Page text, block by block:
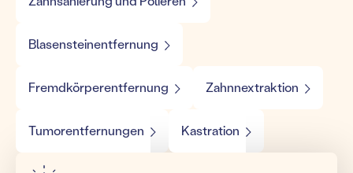
Blasensteinentfernung
Fremdkörperentfernung Zahnnextraktion
Tumorentfernungen Kastration